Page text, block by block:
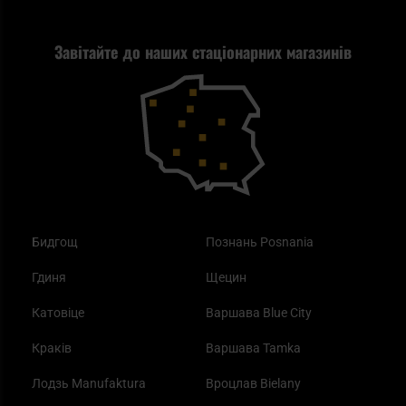
Завітайте до наших стаціонарних магазинів
Бидгощ
Гдиня
Катовіце
Краків
Лодзь Manufaktura
Познань Posnania
Щецин
Варшава Blue City
Варшава Tamka
Вроцлав Bielany
Повернення товару
Blackout - що це таке?
Як працює маска від смогу?
Найкращі спальні мішки на осінь
Самозахист